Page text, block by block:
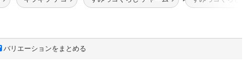
バリエーションをまとめる